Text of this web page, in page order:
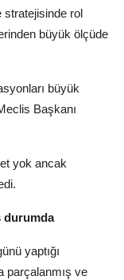
stratejisinde rol
büyük ölçüde
büyük
Başkanı
yok ancak
durumda
yaptığı
parçalanmış ve